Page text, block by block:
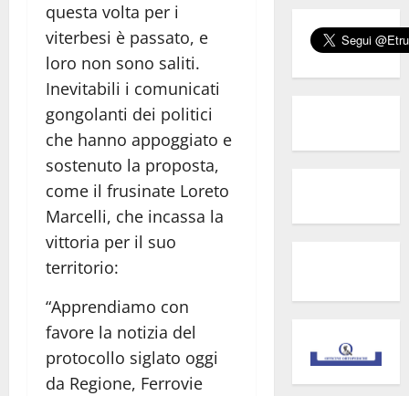
questa volta per i
viterbesi è passato, e
loro non sono saliti.
Inevitabili i comunicati
gongolanti dei politici
che hanno appoggiato e
sostenuto la proposta,
come il frusinate Loreto
Marcelli, che incassa la
vittoria per il suo
territorio:
“Apprendiamo con
favore la notizia del
protocollo siglato oggi
da Regione, Ferrovie